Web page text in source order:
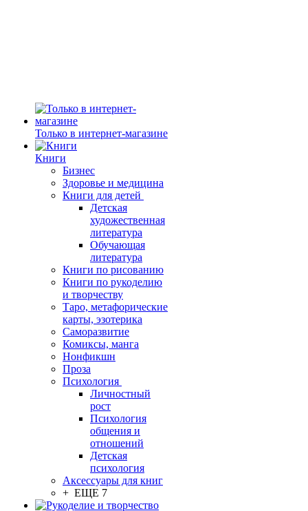
Только в интернет-магазине
Книги
Бизнес
Здоровье и медицина
Книги для детей
Детская
художественная
литература
Обучающая
литература
Книги по рисованию
Книги по рукоделию
и творчеству
Таро, метафорические
карты, эзотерика
Саморазвитие
Комиксы, манга
Нонфикшн
Проза
Психология
Личностный
рост
Психология
общения и
отношений
Детская
психология
Аксессуары для книг
+ ЕЩЕ 7